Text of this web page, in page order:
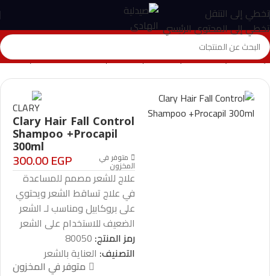
تخطي إلى التنقل
تخطي إلى المحتوى الرئيسي
الرئيسية>المتجر>العناية بالشعر>
Clary Hair Fall Control Shampoo +Procapil 300ml
Clary Hair Fall Control
Shampoo +Procapil
300ml
متوفر في
المخزون 300.00EGP
علاج للشعر مصمم للمساعدة
في علاج تساقط الشعر ويحتوي
على بروكابيل ومناسب لـ الشعر
الضعيف للاستخدام على الشعر
رمز المنتج: 80050
التصنيف: العناية بالشعر
متوفر في المخزون